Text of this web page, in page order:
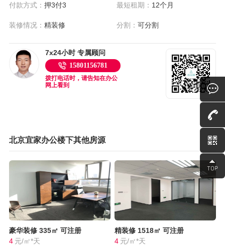
付款方式： 押3付3 最短租期： 12个月
装修情况： 精装修 分割：可分割
7x24小时 专属顾问
15801156781
拨打电话时，请告知在办公
网上看到
北京宜家办公楼下其他房源
豪华装修 335㎡ 可注册
4 元/㎡*天
精装修 1518㎡ 可注册
4 元/㎡*天